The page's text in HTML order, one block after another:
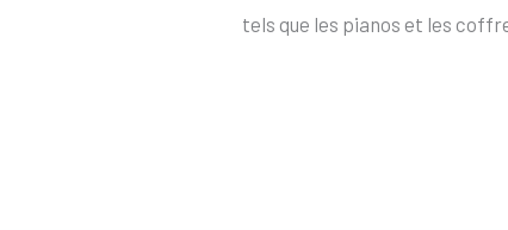
tels que les pianos et les